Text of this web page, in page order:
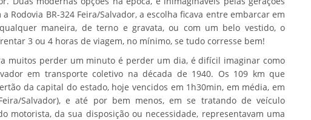
Rodovia BR-324 Feira/Salvador, a escolha ficava entre embarcar em
maneira, de terno e gravata, ou com um belo vestido, o
3 ou 4 horas de viagem, no mínimo, se tudo corresse bem!
muitos perder um minuto é perder um dia, é difícil imaginar como
em transporte coletivo na década de 1940. Os 109 km que
da capital do estado, hoje vencidos em 1h30min, em média, em
Salvador), e até por bem menos, em se tratando de veículo
motorista, da sua disposição ou necessidade, representavam uma